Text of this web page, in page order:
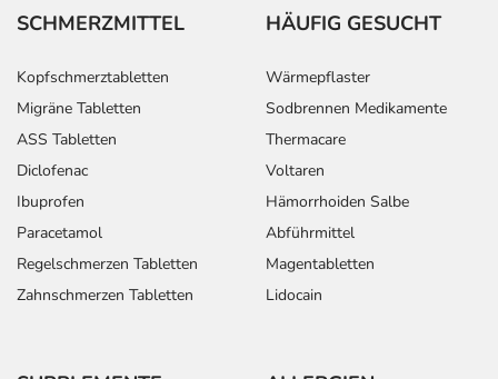
- Schnupfen
- Mundgeruch
- Veränderung der Stuhlgewohnheiten
- Durchfall
- Mundtrockenheit
- Haarausfall
- Schwitzen
- Juckreiz
- Hautblutungen aufgrund gestörter Blutgerinnung
- Gelenkschmerzen
SCHMERZMITTEL
Kopfschmerztabletten
Migräne Tabletten
ASS Tabletten
Diclofenac
Ibuprofen
Paracetamol
Regelschmerzen Tabletten
Zahnschmerzen Tabletten
HÄUFIG GESUCHT
Wärmepflaster
Sodbrennen Medikamente
Thermacare
Voltaren
Hämorrhoiden Salbe
Abführmittel
Magentabletten
Lidocain